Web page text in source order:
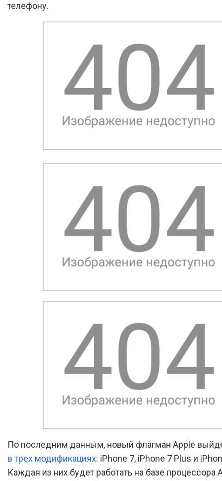
телефону.
По последним данным, новый флагман Apple
в трех модификациях: iPhone 7, iPhone 7 Plus и
Каждая из них будет работать на базе процессора